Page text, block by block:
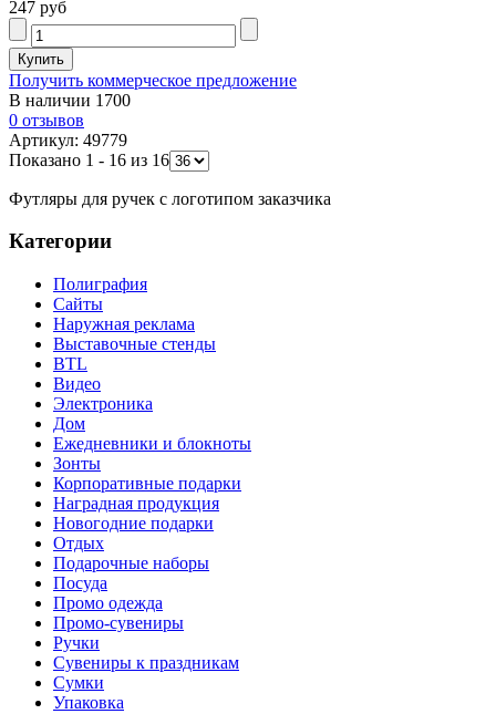
247 руб
Получить коммерческое предложение
В наличии 1700
0 отзывов
Артикул: 49779
Показано 1 - 16 из 16
Футляры для ручек с логотипом заказчика
Категории
Полиграфия
Сайты
Наружная реклама
Выставочные стенды
BTL
Видео
Электроника
Дом
Ежедневники и блокноты
Зонты
Корпоративные подарки
Наградная продукция
Новогодние подарки
Отдых
Подарочные наборы
Посуда
Промо одежда
Промо-сувениры
Ручки
Сувениры к праздникам
Сумки
Упаковка